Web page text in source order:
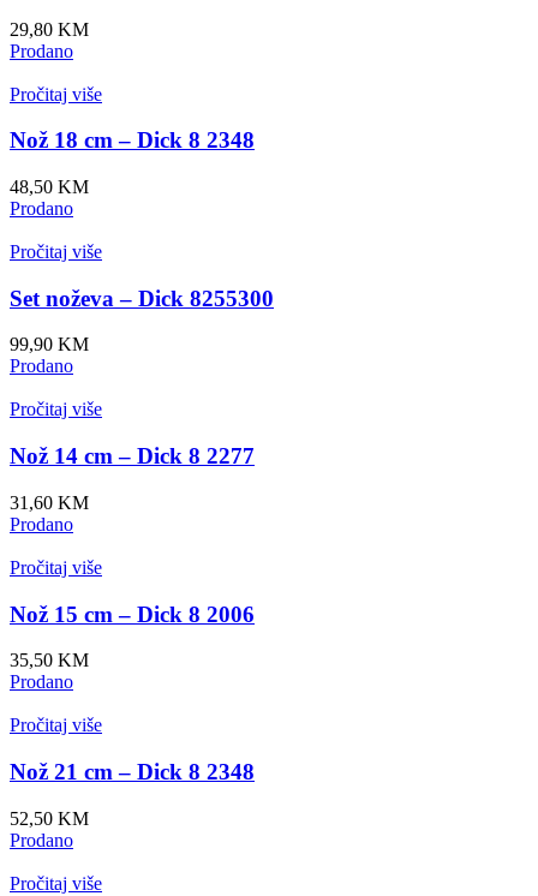
29,80 KM
Prodano
Pročitaj više
Nož 18 cm – Dick 8 2348
48,50 KM
Prodano
Pročitaj više
Set noževa – Dick 8255300
99,90 KM
Prodano
Pročitaj više
Nož 14 cm – Dick 8 2277
31,60 KM
Prodano
Pročitaj više
Nož 15 cm – Dick 8 2006
35,50 KM
Prodano
Pročitaj više
Nož 21 cm – Dick 8 2348
52,50 KM
Prodano
Pročitaj više